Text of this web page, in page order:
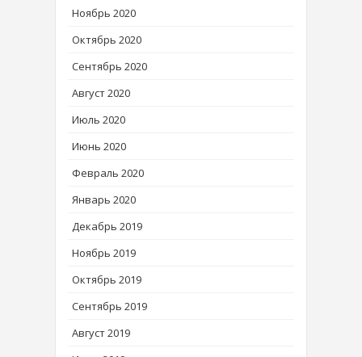
Ноябрь 2020
Октябрь 2020
Сентябрь 2020
Август 2020
Июль 2020
Июнь 2020
Февраль 2020
Январь 2020
Декабрь 2019
Ноябрь 2019
Октябрь 2019
Сентябрь 2019
Август 2019